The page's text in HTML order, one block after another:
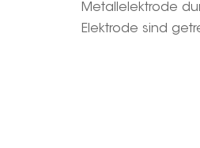
Metallelektrode
Elektrode sind